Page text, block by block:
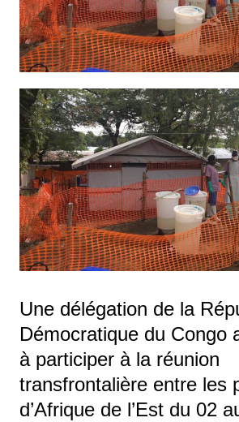
Une délégation de la
Démocratique du Congo
à participer à la réunion
transfrontalière entre les
d’Afrique de l’Est du 02